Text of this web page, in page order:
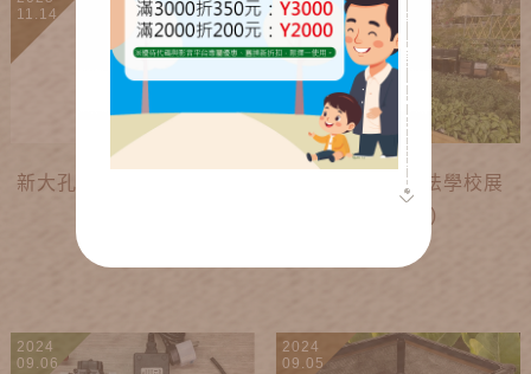
11.14
新大孔底盤+連通管回水
11.15
台南成大綠色魔法學校展
示點(可自由參觀)
2024
09.06
2024
09.05